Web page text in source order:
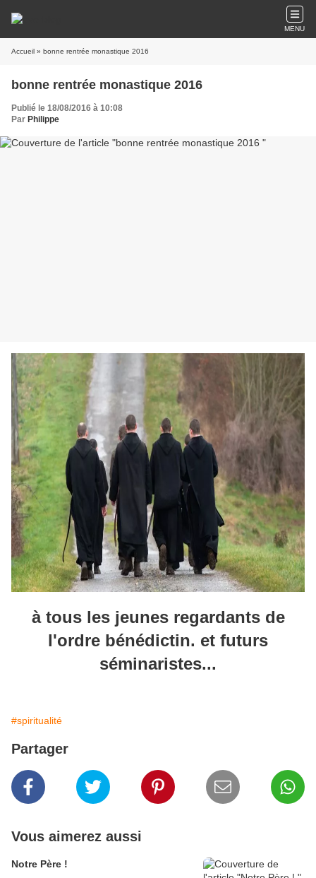
MENU
Accueil » bonne rentrée monastique 2016
bonne rentrée monastique 2016
Publié le 18/08/2016 à 10:08
Par Philippe
à tous les jeunes regardants de
l'ordre bénédictin. et futurs
séminaristes...
#spiritualité
Partager
Vous aimerez aussi
Notre Père !